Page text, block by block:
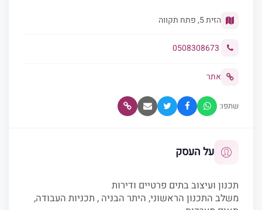
הזית 5, פתח תקווה
0508308673
אתר
שתפו:
על העסק
תכנון ועיצוב בתים פרטיים ודירות
משלב התכנון הראשוני, היתר הבניה , תכניות העבודה,